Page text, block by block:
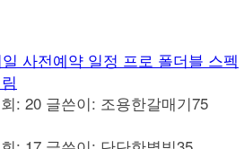
사전예약 일정 프로 폴더블 스펙
: 20 글쓴이: 조용한갈매기75